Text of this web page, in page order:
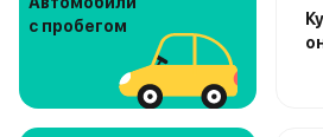
с пробегом